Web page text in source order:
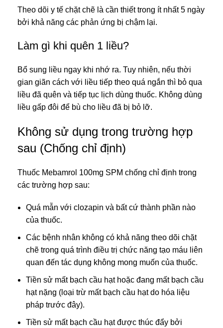
Theo dõi y tế chặt chẽ là cần thiết trong ít nhất 5 ngày
bởi khả năng các phản ứng bị chậm lại.
Làm gì khi quên 1 liều?
Bổ sung liều ngay khi nhớ ra. Tuy nhiên, nếu thời
gian giãn cách với liều tiếp theo quá ngắn thì bỏ qua
liều đã quên và tiếp tục lịch dùng thuốc. Không dùng
liều gấp đôi để bù cho liều đã bị bỏ lỡ.
Không sử dụng trong trường hợp
sau (Chống chỉ định)
Thuốc Mebamrol 100mg SPM chống chỉ định trong
các trường hợp sau:
Quá mẫn với clozapin và bất cứ thành phần nào
của thuốc.
Các bệnh nhân không có khả năng theo dõi chặt
chẽ trong quá trình điều trị chức năng tạo máu liên
quan đến tác dụng không mong muốn của thuốc.
Tiền sử mất bạch cầu hạt hoặc đang mất bạch cầu
hạt nặng (loại trừ mất bạch cầu hạt do hóa liệu
pháp trước đây).
Tiền sử mất bạch cầu hạt được thúc đẩy bởi